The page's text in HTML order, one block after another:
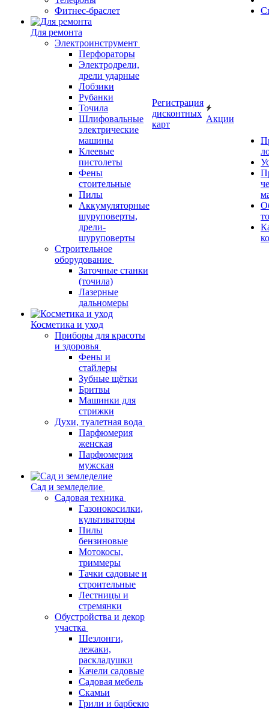
Фитнес-браслет
Для ремонта
Электроинструмент
Перфораторы
Электродрели,
дрели ударные
Лобзики
Рубанки
Точила
Шлифовальные
электрические
машины
Клеевые
пистолеты
Фены
стоительные
Пилы
Аккумуляторные
шуруповерты,
дрели-
шуруповерты
Строительное
оборудование
Заточные станки
(точила)
Лазерные
дальномеры
Косметика и уход
Приборы для красоты
и здоровья
Фены и
стайлеры
Зубные щётки
Бритвы
Машинки для
стрижки
Духи, туалетная вода
Парфюмерия
женская
Парфюмерия
мужская
Сад и земледелие
Садовая техника
Газонокосилки,
культиваторы
Пилы
бензиновые
Мотокосы,
триммеры
Тачки садовые и
строительные
Лестницы и
стремянки
Обустройства и декор
участка
Шезлонги,
лежаки,
раскладушки
Качели садовые
Садовая мебель
Скамьи
Грили и барбекю
Регистрация
дисконтных
карт
Акции